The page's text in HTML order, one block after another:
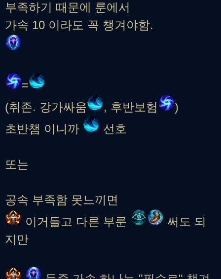
부족하기 때문에 룬에서
가속 10 이라도 꼭 챙겨야함.
=
(취존. 강가싸움
, 후반보험
)
초반챔 이니까
선호
또는
공속 부족함 못느끼면
이거들고 다른 부룬
써도 되
지만